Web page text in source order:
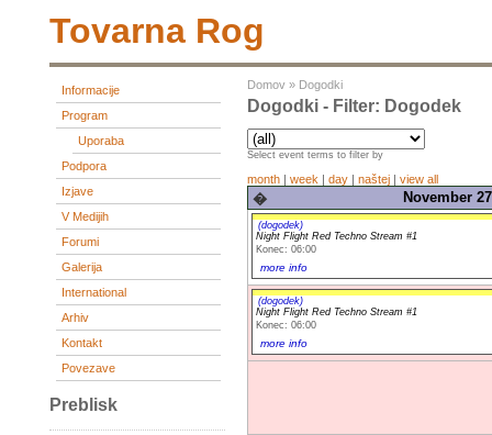
Tovarna Rog
Informacije
Program
Uporaba
Podpora
Izjave
V Medijih
Forumi
Galerija
International
Arhiv
Kontakt
Povezave
Preblisk
Domov » Dogodki
Dogodki - Filter: Dogodek
Select event terms to filter by
month | week | day | naštej | view all
� November
(dogodek)
Night Flight Red Techno Stream #1
Konec: 06:00
more info
(dogodek)
Night Flight Red Techno Stream #1
Konec: 06:00
more info